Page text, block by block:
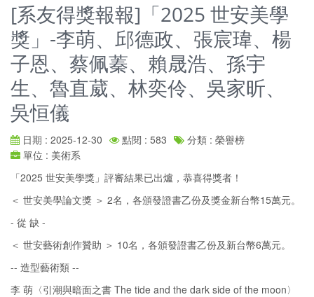
[系友得獎報報]「2025 世安美學
獎」-李萌、邱德政、張宸瑋、楊
子恩、蔡佩蓁、賴晟浩、孫宇
生、魯直葳、林奕伶、吳家昕、
吳恒儀
日期 : 2025-12-30 點閱 : 583
分類 : 榮譽榜
單位 : 美術系
「2025 世安美學獎」評審結果已出爐，恭喜得獎者！
＜ 世安美學論文獎 ＞ 2名，各頒發證書乙份及獎金新台幣15萬元。
- 從 缺 -
＜ 世安藝術創作贊助 ＞ 10名，各頒發證書乙份及新台幣6萬元。
-- 造型藝術類 --
李 萌〈引潮與暗面之書 The tide and the dark side of the moon〉